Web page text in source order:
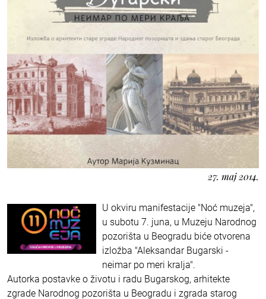
27. maj 2014.
U okviru manifestacije "Noć muzeja",
u subotu 7. juna, u Muzeju Narodnog
pozorišta u Beogradu biće otvorena
izložba "Aleksandar Bugarski -
neimar po meri kralja".
Autorka postavke o životu i radu Bugarskog, arhitekte
zgrade Narodnog pozorišta u Beogradu i zgrada starog